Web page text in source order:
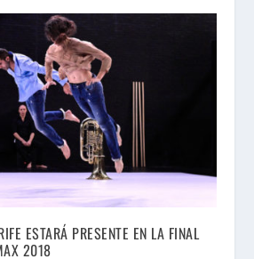
ESTARÁ PRESENTE EN LA FINAL
2018